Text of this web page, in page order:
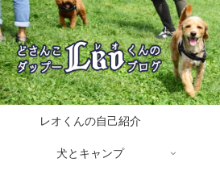
レオくんの自己紹介
犬とキャンプ